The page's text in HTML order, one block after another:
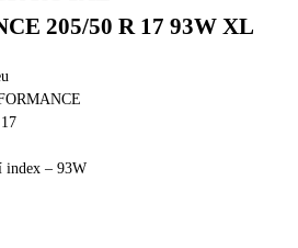
205/50 R 17 93W XL
index – 93W